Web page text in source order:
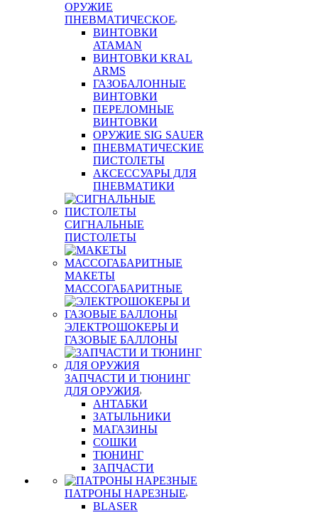
ОРУЖИЕ
ПНЕВМАТИЧЕСКОЕ
ВИНТОВКИ
ATAMAN
ВИНТОВКИ KRAL
ARMS
ГАЗОБАЛОННЫЕ
ВИНТОВКИ
ПЕРЕЛОМНЫЕ
ВИНТОВКИ
ОРУЖИЕ SIG SAUER
ПНЕВМАТИЧЕСКИЕ
ПИСТОЛЕТЫ
АКСЕССУАРЫ ДЛЯ
ПНЕВМАТИКИ
СИГНАЛЬНЫЕ
ПИСТОЛЕТЫ
МАКЕТЫ
МАССОГАБАРИТНЫЕ
ЭЛЕКТРОШОКЕРЫ И
ГАЗОВЫЕ БАЛЛОНЫ
ЗАПЧАСТИ И ТЮНИНГ
ДЛЯ ОРУЖИЯ
АНТАБКИ
ЗАТЫЛЬНИКИ
МАГАЗИНЫ
СОШКИ
ТЮНИНГ
ЗАПЧАСТИ
ПАТРОНЫ НАРЕЗНЫЕ
BLASER